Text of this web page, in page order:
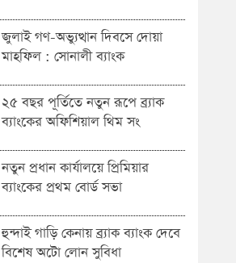
জুলাই গণ-অভ্যুত্থান দিবসে দোয়া
মাহফিল : সোনালী ব্যাংক
২৫ বছর পূর্তিতে নতুন রূপে ব্র্যাক
ব্যাংকের অফিশিয়াল থিম সং
নতুন প্রধান কার্যালয়ে প্রিমিয়ার
ব্যাংকের প্রথম বোর্ড সভা
হুন্দাই গাড়ি কেনায় ব্র্যাক ব্যাংক দেবে
বিশেষ অটো লোন সুবিধা